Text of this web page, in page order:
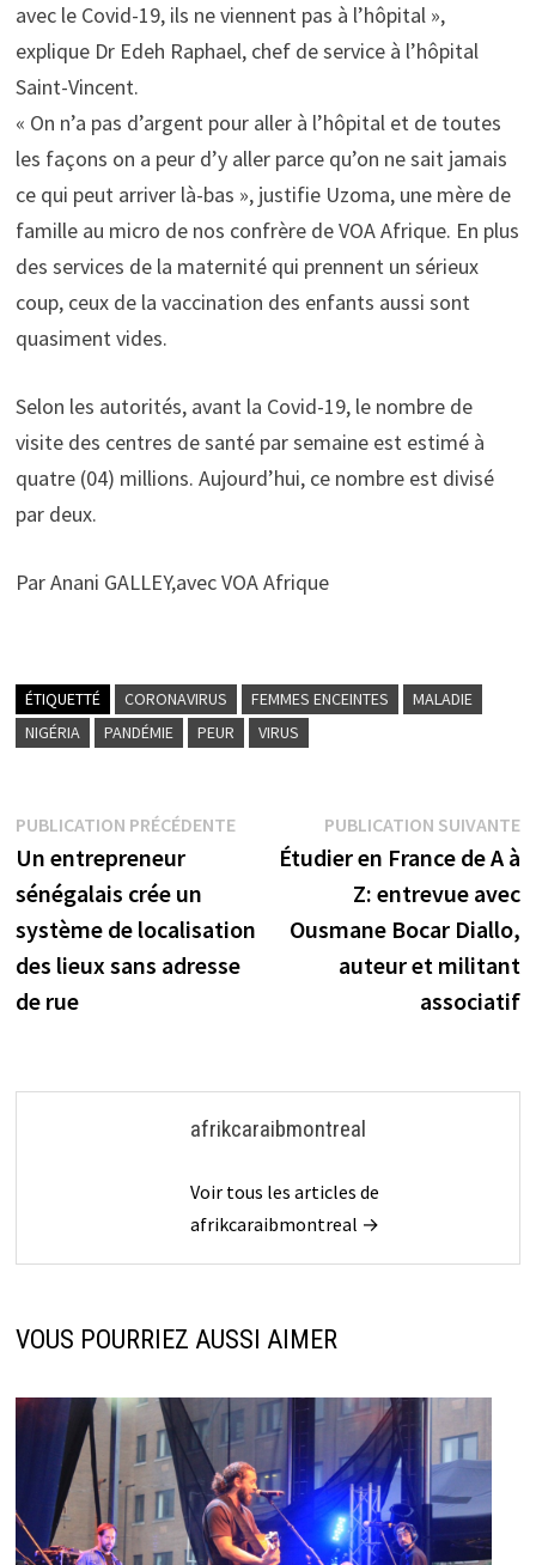
avec le Covid-19, ils ne viennent pas à l’hôpital »,
explique Dr Edeh Raphael, chef de service à l’hôpital
Saint-Vincent.
« On n’a pas d’argent pour aller à l’hôpital et de toutes
les façons on a peur d’y aller parce qu’on ne sait jamais
ce qui peut arriver là-bas », justifie Uzoma, une mère de
famille au micro de nos confrère de VOA Afrique. En plus
des services de la maternité qui prennent un sérieux
coup, ceux de la vaccination des enfants aussi sont
quasiment vides.
Selon les autorités, avant la Covid-19, le nombre de
visite des centres de santé par semaine est estimé à
quatre (04) millions. Aujourd’hui, ce nombre est divisé
par deux.
Par Anani GALLEY,avec VOA Afrique
ÉTIQUETTÉ CORONAVIRUS FEMMES ENCEINTES
MALADIE
NIGÉRIA
PANDÉMIE PEUR VIRUS
Navigation
de
l’article
PUBLICATION PRÉCÉDENTEPublication
précédente :
Un entrepreneur
sénégalais crée un
système de localisation
des lieux sans adresse
de rue
PUBLICATION SUIVANTE
Étudier en France de A à
Z: entrevue avec
Ousmane Bocar Diallo,
auteur et militant
associatif
afrikcaraibmontreal
Voir tous les articles de
afrikcaraibmontreal →
VOUS POURRIEZ AUSSI AIMER